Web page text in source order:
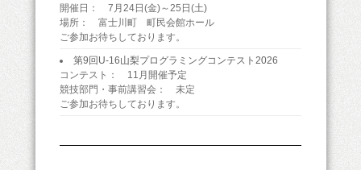
開催日： 7月24日(金)～25日(土)
場所： 富士川町 町民会館ホール
ご参加お待ちしております。
第9回U-16山梨プログラミングコンテスト2026
コンテスト： 11月開催予定
競技部門・事前講習会： 未定
ご参加お待ちしております。